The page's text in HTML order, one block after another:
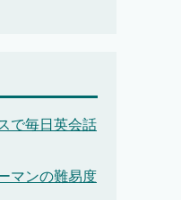
で毎日英会話
マンの難易度